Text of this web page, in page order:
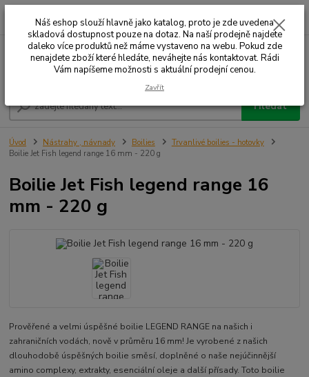
Menu
Hledat
+420 732 707 573 za
Úvod Nástrahy , návnady Boilies
Trvanlivé boilies - hotovky
Boilie Jet Fish legend range 16 mm - 220 g
Boilie Jet Fish legend range 16
mm - 220 g
Prověřené a velmi úspěšné boilie LEGEND RANGE na našich i
zahraničních vodách, nově v průměru 16 mm! Je vyrobené z našich
dlouhodobě úspěšných boilie směsí, doplněné o naše nejúčinnější
amino complexy, extrakty, esenciální oleje a další přísady. Toto boilie
Náš eshop slouží hlavně jako katalog, proto je zde uvedena
skladová dostupnost pouze na dotaz. Na naší prodejně najdete
daleko více produktů než máme vystaveno na webu. Pokud zde
nenajdete zboží které hledáte, neváhejte nás kontaktovat. Rádi
Vám napíšeme možnosti s aktuální prodejní cenou.
Zavřít